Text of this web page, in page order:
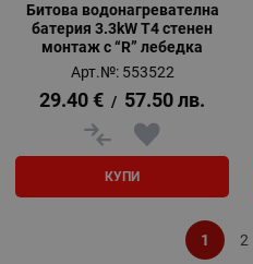
Битова водонагревателна
батерия 3.3kW T4 стенен
монтаж с “R” лебедка
Арт.№: 553522
29.40 € / 57.50 лв.
КУПИ
1 2